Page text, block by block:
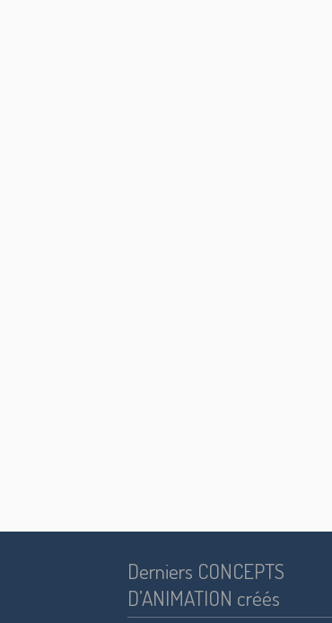
Derniers CONCEPTS
D’ANIMATION créés